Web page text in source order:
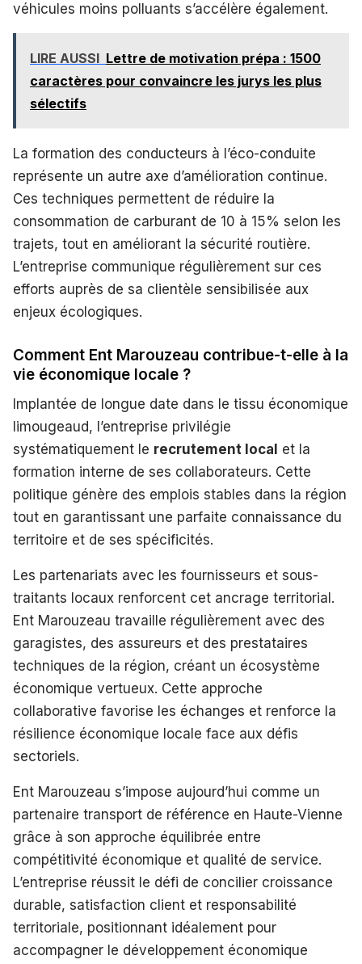
véhicules moins polluants s’accélère également.
LIRE AUSSI Lettre de motivation prépa : 1500
caractères pour convaincre les jurys les plus
sélectifs
La formation des conducteurs à l’éco-conduite
représente un autre axe d’amélioration continue.
Ces techniques permettent de réduire la
consommation de carburant de 10 à 15% selon les
trajets, tout en améliorant la sécurité routière.
L’entreprise communique régulièrement sur ces
efforts auprès de sa clientèle sensibilisée aux
enjeux écologiques.
Comment Ent Marouzeau contribue-t-elle à la
vie économique locale ?
Implantée de longue date dans le tissu économique
limougeaud, l’entreprise privilégie
systématiquement le recrutement local et la
formation interne de ses collaborateurs. Cette
politique génère des emplois stables dans la région
tout en garantissant une parfaite connaissance du
territoire et de ses spécificités.
Les partenariats avec les fournisseurs et sous-
traitants locaux renforcent cet ancrage territorial.
Ent Marouzeau travaille régulièrement avec des
garagistes, des assureurs et des prestataires
techniques de la région, créant un écosystème
économique vertueux. Cette approche
collaborative favorise les échanges et renforce la
résilience économique locale face aux défis
sectoriels.
Ent Marouzeau s’impose aujourd’hui comme un
partenaire transport de référence en Haute-Vienne
grâce à son approche équilibrée entre
compétitivité économique et qualité de service.
L’entreprise réussit le défi de concilier croissance
durable, satisfaction client et responsabilité
territoriale, positionnant idéalement pour
accompagner le développement économique